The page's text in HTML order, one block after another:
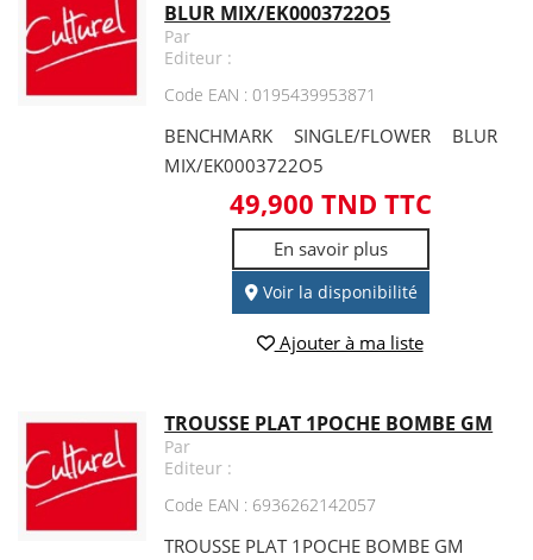
BLUR MIX/EK0003722O5
Par
Editeur :
Code EAN : 0195439953871
BENCHMARK SINGLE/FLOWER BLUR
MIX/EK0003722O5
49,900 TND TTC
En savoir plus
Voir la disponibilité
Ajouter à ma liste
TROUSSE PLAT 1POCHE BOMBE GM
Par
Editeur :
Code EAN : 6936262142057
TROUSSE PLAT 1POCHE BOMBE GM